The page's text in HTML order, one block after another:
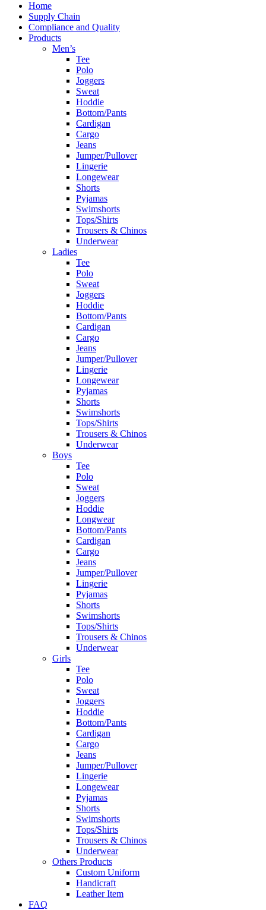
Home
Supply Chain
Compliance and Quality
Products
Men’s
Tee
Polo
Joggers
Sweat
Hoddie
Bottom/Pants
Cardigan
Cargo
Jeans
Jumper/Pullover
Lingerie
Longewear
Shorts
Pyjamas
Swimshorts
Tops/Shirts
Trousers & Chinos
Underwear
Ladies
Tee
Polo
Sweat
Joggers
Hoddie
Bottom/Pants
Cardigan
Cargo
Jeans
Jumper/Pullover
Lingerie
Longewear
Pyjamas
Shorts
Swimshorts
Tops/Shirts
Trousers & Chinos
Underwear
Boys
Tee
Polo
Sweat
Joggers
Hoddie
Longwear
Bottom/Pants
Cardigan
Cargo
Jeans
Jumper/Pullover
Lingerie
Pyjamas
Shorts
Swimshorts
Tops/Shirts
Trousers & Chinos
Underwear
Girls
Tee
Polo
Sweat
Joggers
Hoddie
Bottom/Pants
Cardigan
Cargo
Jeans
Jumper/Pullover
Lingerie
Longewear
Pyjamas
Shorts
Swimshorts
Tops/Shirts
Trousers & Chinos
Underwear
Others Products
Custom Uniform
Handicraft
Leather Item
FAQ